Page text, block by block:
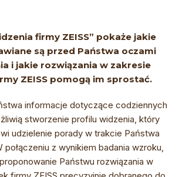
firmy ZEISS” pokaże jakie
są przed Państwa oczami
i jakie rozwiązania w zakresie
ZEISS pomogą im sprostać.
informacje dotyczące codziennych
stworzenie profilu widzenia, który
udzielenie porady w trakcie Państwa
z wynikiem badania wzroku,
Państwu rozwiązania w